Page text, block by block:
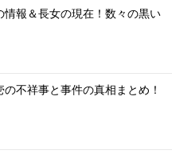
情報＆長女の現在！数々の黒い
不祥事と事件の真相まとめ！